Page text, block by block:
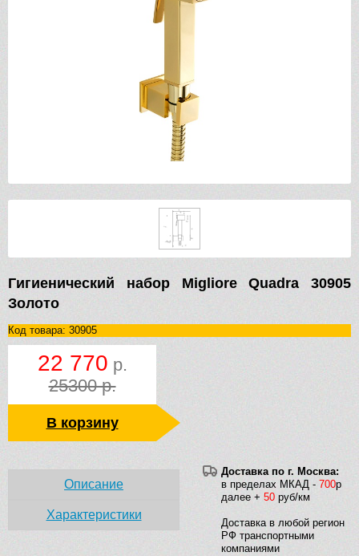
Гигиенический набор Migliore Quadra 30905
Золото
Код товара: 30905
22 770 р.
25300 р.
В корзину
Доставка по г. Москва:
в пределах МКАД - 700р
далее + 50 руб/км
Доставка в любой регион
РФ транспортными
компаниями
Описание
Характеристики